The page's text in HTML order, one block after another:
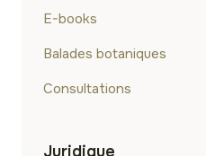
E-books
Balades botaniques
Consultations
Juridique